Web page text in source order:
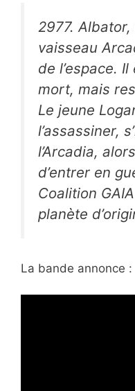
2977.
vaisseau
de l’espace.
mort, mais
Le jeune
l’assassiner,
l’Arcadia,
d’entrer en
Coalition
planète
La bande annonce :